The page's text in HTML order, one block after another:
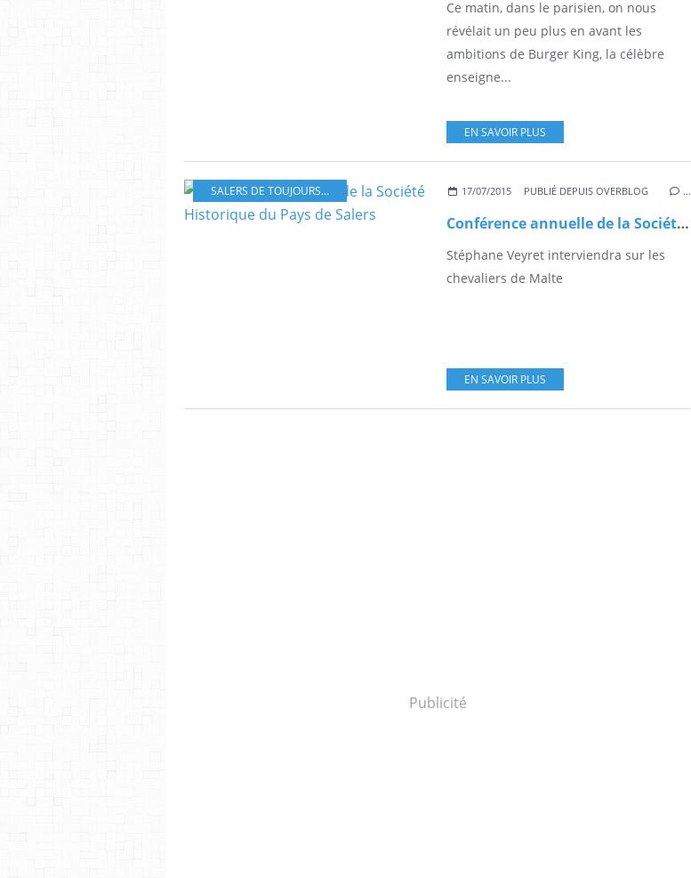
Ce matin, dans le parisien, on nous
révélait un peu plus en avant les
ambitions de Burger King, la célèbre
enseigne...
EN SAVOIR PLUS
SALERS DE TOUJOURS... 17/07/2015 PUBLIÉ DEPUIS OVERBLOG …
Conférence annuelle de la Société Historique du Pays de Salers
Stéphane Veyret interviendra sur les
chevaliers de Malte
EN SAVOIR PLUS
Publicité